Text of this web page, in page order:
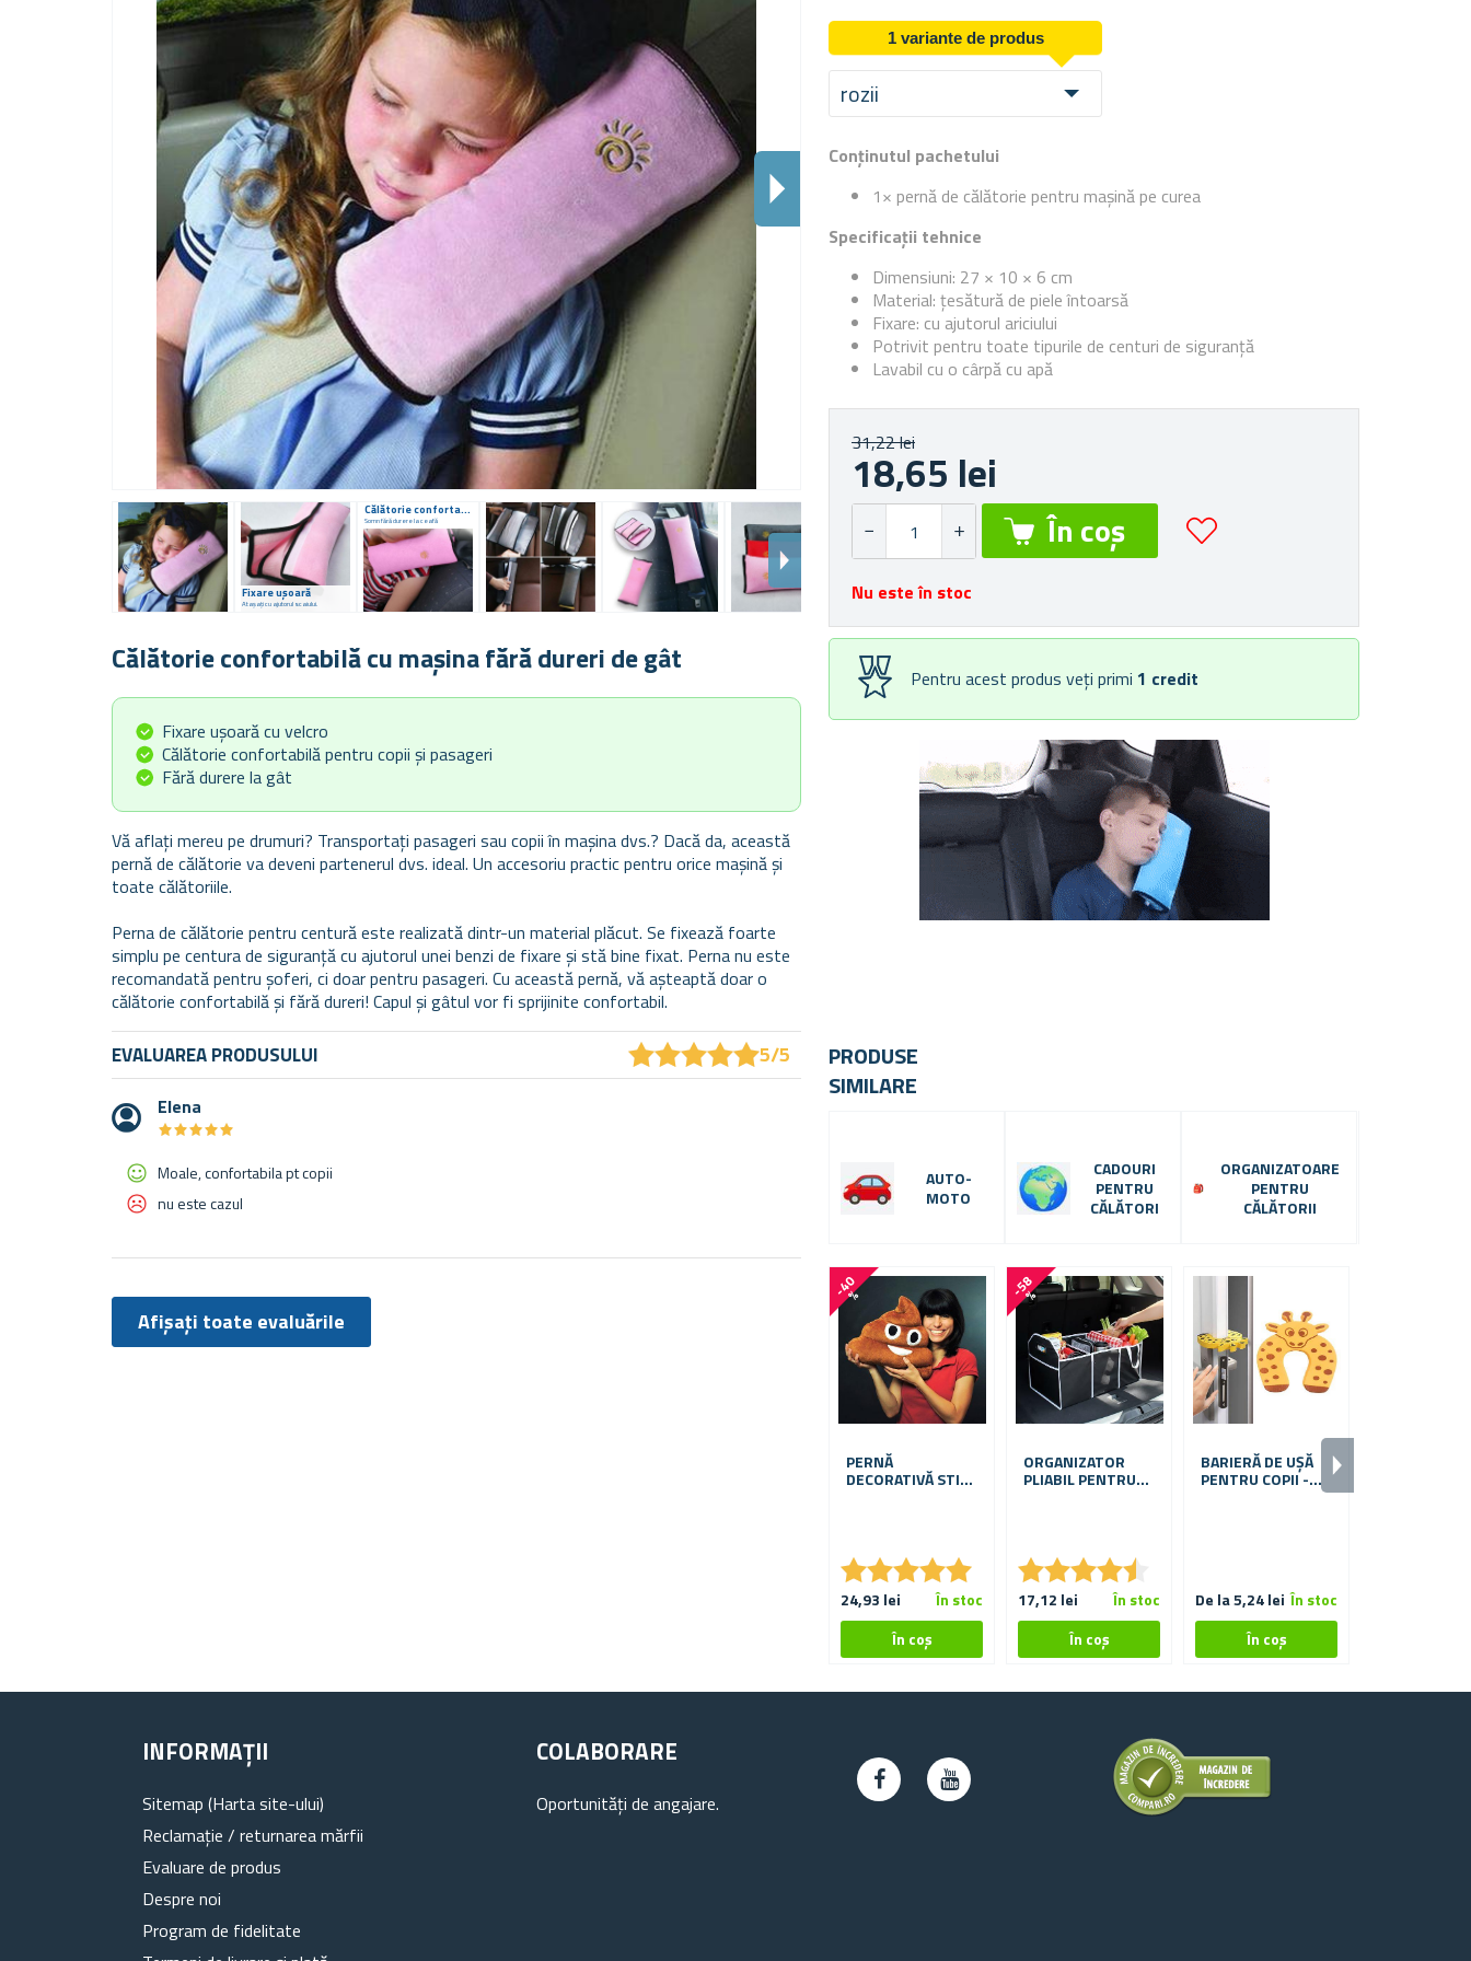
Fixare ușoară
Atașați cu ajutorul scaiului.
Călătorie confortabilă
Somn fără durere la ceafă
1 variante de produs
rozii
Conținutul pachetului
1× pernă de călătorie pentru mașină pe curea
Specificații tehnice
Dimensiuni: 27 × 10 × 6 cm
Material: țesătură de piele întoarsă
Fixare: cu ajutorul ariciului
Potrivit pentru toate tipurile de centuri de siguranță
Lavabil cu o cârpă cu apă
31,22 lei
18,65 lei
Nu este în stoc
Pentru acest produs veți primi 1 credit
Călătorie confortabilă cu mașina fără dureri de gât
Fixare ușoară cu velcro
Călătorie confortabilă pentru copii și pasageri
Fără durere la gât
Vă aflați mereu pe drumuri? Transportați pasageri sau copii în mașina dvs.? Dacă da, această
pernă de călătorie va deveni partenerul dvs. ideal. Un accesoriu practic pentru orice mașină și
toate călătoriile.
Perna de călătorie pentru centură este realizată dintr-un material plăcut. Se fixează foarte
simplu pe centura de siguranță cu ajutorul unei benzi de fixare și stă bine fixat. Perna nu este
recomandată pentru șoferi, ci doar pentru pasageri. Cu această pernă, vă așteaptă doar o
călătorie confortabilă și fără dureri! Capul și gâtul vor fi sprijinite confortabil.
PRODUSE
SIMILARE
AUTO-
MOTO
CADOURI
PENTRU
CĂLĂTORI
ORGANIZATOARE
PENTRU
CĂLĂTORII
-
4
0
%
PERNĂ
DECORATIVĂ STIL
★★★★★
★★★★★
24,93 lei În stoc
-
5
8
%
ORGANIZATOR
PLIABIL PENTRU
★★★★★
★★★★★
17,12 lei În stoc
BARIERĂ DE UȘĂ
PENTRU COPII -
De la 5,24 lei În stoc
EVALUAREA PRODUSULUI ★★★★★
★★★★★5/5
Elena
★★★★★
★★★★★
Moale, confortabila pt copii
nu este cazul
Afișați toate evaluările
INFORMAȚII
Sitemap (Harta site-ului)
Reclamație / returnarea mărfii
Evaluare de produs
Despre noi
Program de fidelitate
COLABORARE
Oportunități de angajare.